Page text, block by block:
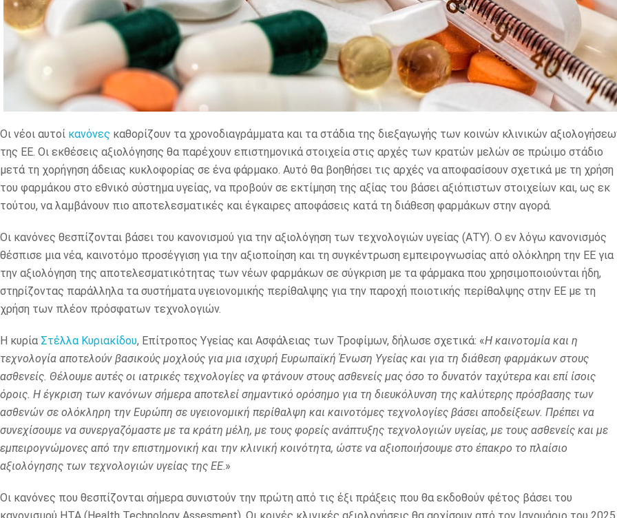
Οι νέοι αυτοί κανόνες καθορίζουν τα χρονοδιαγράμματα και τα στάδια της διεξαγωγής των κοινών κλινικών
της ΕΕ. Οι εκθέσεις αξιολόγησης θα παρέχουν επιστημονικά στοιχεία στις αρχές των κρατών μελών σε πρώιμο στάδιο
μετά τη χορήγηση άδειας κυκλοφορίας σε ένα φάρμακο. Αυτό θα βοηθήσει τις αρχές να αποφασίσουν σχετικά με τη χρήση
του φαρμάκου στο εθνικό σύστημα υγείας, να προβούν σε εκτίμηση της αξίας του βάσει αξιόπιστων στοιχείων και, ως εκ
τούτου, να λαμβάνουν πιο αποτελεσματικές και έγκαιρες αποφάσεις κατά τη διάθεση φαρμάκων στην αγορά.
Οι κανόνες θεσπίζονται βάσει του κανονισμού για την αξιολόγηση των τεχνολογιών υγείας (ΑΤΥ). Ο εν λόγω κανονισμός
θέσπισε μια νέα, καινοτόμο προσέγγιση για την αξιοποίηση και τη συγκέντρωση εμπειρογνωσίας από ολόκληρη την ΕΕ για
την αξιολόγηση της αποτελεσματικότητας των νέων φαρμάκων σε σύγκριση με τα φάρμακα που χρησιμοποιούνται ήδη,
στηρίζοντας παράλληλα τα συστήματα υγειονομικής περίθαλψης για την παροχή ποιοτικής περίθαλψης στην ΕΕ με τη
χρήση των πλέον πρόσφατων τεχνολογιών.
Η κυρία Στέλλα Κυριακίδου, Επίτροπος Υγείας και Ασφάλειας των Τροφίμων, δήλωσε σχετικά: «Η καινοτομία και η
τεχνολογία αποτελούν βασικούς μοχλούς για μια ισχυρή Ευρωπαϊκή Ένωση Υγείας και για τη διάθεση φαρμάκων στους
ασθενείς. Θέλουμε αυτές οι ιατρικές τεχνολογίες να φτάνουν στους ασθενείς μας όσο το δυνατόν ταχύτερα και επί ίσοις
όροις. Η έγκριση των κανόνων σήμερα αποτελεί σημαντικό ορόσημο για τη διευκόλυνση της καλύτερης πρόσβασης των
ασθενών σε ολόκληρη την Ευρώπη σε υγειονομική περίθαλψη και καινοτόμες τεχνολογίες βάσει αποδείξεων. Πρέπει να
συνεχίσουμε να συνεργαζόμαστε με τα κράτη μέλη, με τους φορείς ανάπτυξης τεχνολογιών υγείας, με τους ασθενείς και με
εμπειρογνώμονες από την επιστημονική και την κλινική κοινότητα, ώστε να αξιοποιήσουμε στο έπακρο το πλαίσιο
αξιολόγησης των τεχνολογιών υγείας της ΕΕ.»
Οι κανόνες που θεσπίζονται σήμερα συνιστούν την πρώτη από τις έξι πράξεις που θα εκδοθούν φέτος βάσει του